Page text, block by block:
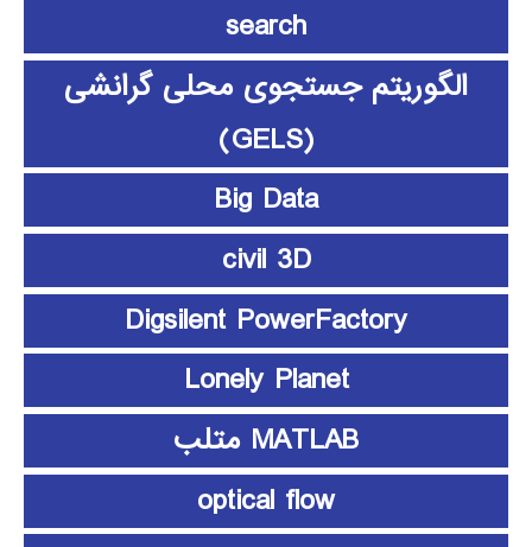
search
الگوریتم جستجوی محلی گرانشی
(GELS)
Big Data
civil 3D
Digsilent PowerFactory
Lonely Planet
MATLAB متلب
optical flow